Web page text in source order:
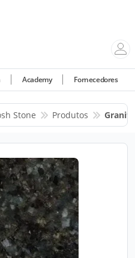
Academy Fornecedores
Stone Produtos